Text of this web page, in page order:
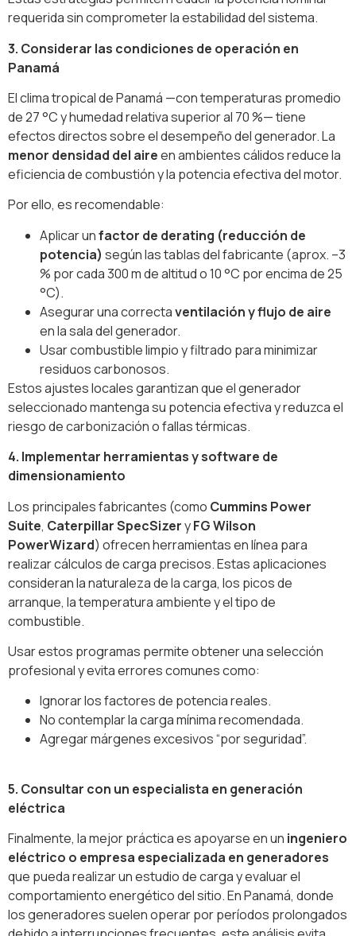
requerida sin comprometer la estabilidad del sistema.
3. Considerar las condiciones de operación en
Panamá
El clima tropical de Panamá —con temperaturas promedio
de 27 °C y humedad relativa superior al 70 %— tiene
efectos directos sobre el desempeño del generador. La
menor densidad del aireen ambientes cálidos reduce la
eficiencia de combustión y la potencia efectiva del motor.
Por ello, es recomendable:
Aplicar unfactor de derating (reducción de
potencia) según las tablas del fabricante (aprox. –3
% por cada 300 m de altitud o 10 °C por encima de 25
°C).
Asegurar una correctaventilación y flujo de aire
en la sala del generador.
Usar combustible limpio y filtrado para minimizar
residuos carbonosos.
Estos ajustes locales garantizan que el generador
seleccionado mantenga su potencia efectiva y reduzca el
riesgo de carbonización o fallas térmicas.
4. Implementar herramientas y software de
dimensionamiento
Los principales fabricantes (como Cummins Power
Suite, Caterpillar SpecSizeryFG Wilson
PowerWizard) ofrecen herramientas en línea para
realizar cálculos de carga precisos. Estas aplicaciones
consideran la naturaleza de la carga, los picos de
arranque, la temperatura ambiente y el tipo de
combustible.
Usar estos programas permite obtener una selección
profesional y evita errores comunes como:
Ignorar los factores de potencia reales.
No contemplar la carga mínima recomendada.
Agregar márgenes excesivos “por seguridad”.
5. Consultar con un especialista en generación
eléctrica
Finalmente, la mejor práctica es apoyarse en un ingeniero
eléctrico o empresa especializada en generadores
que pueda realizar un estudio de carga y evaluar el
comportamiento energético del sitio. En Panamá, donde
los generadores suelen operar por períodos prolongados